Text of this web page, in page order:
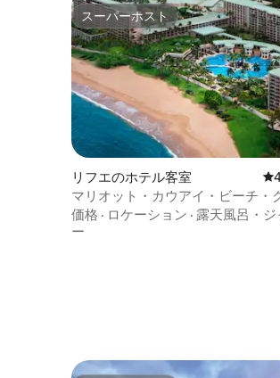
スーパーホスト
スーパーホスト
リフエのホテル客室 レ
マリオット・カウアイ・ビーチ・
ブ・パーラースイート
価格 · ロケーション · 露天風呂・ジ
ー